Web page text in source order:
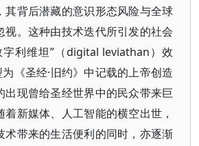
其背后潜藏的意识形态风险与全球
视。这种由技术迭代所引发的社会
字利维坦”（digital leviathan）效
《圣经·旧约》中记载的上帝创造
出现曾给圣经世界中的民众带来巨
新媒体、人工智能的横空出世，
术带来的生活便利的同时，亦逐渐